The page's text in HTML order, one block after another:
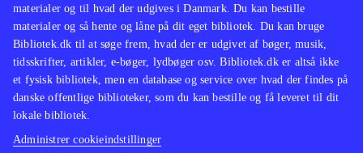
materialer og til hvad der udgives i Danmark. Du kan bestille
materialer og så hente og låne på dit eget bibliotek. Du kan bruge
Bibliotek.dk til at søge frem, hvad der er udgivet af bøger, musik,
tidsskrifter, artikler, e-bøger, lydbøger osv. Bibliotek.dk er altså ikke
et fysisk bibliotek, men en database og service over hvad der findes på
danske offentlige biblioteker, som du kan bestille og få leveret til dit
lokale bibliotek.
Administrer cookieindstillinger